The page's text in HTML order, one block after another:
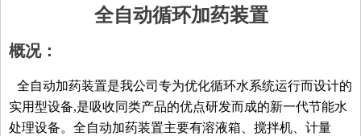
全自动循环加药装置
概况：
全自动加药装置是我公司专为优化循环水系统运行而设计的
实用型设备,是吸收同类产品的优点研发而成的新一代节能水
处理设备。全自动加药装置主要有溶液箱、搅拌机、计量